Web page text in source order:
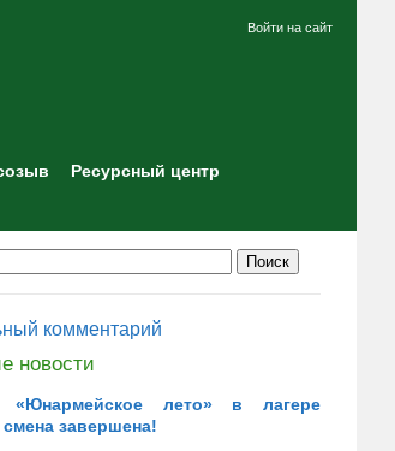
Войти на сайт
Ресурсный центр
комментарий
новости
«Юнармейское лето» в лагере
завершена!